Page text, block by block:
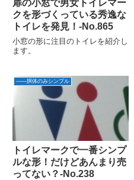
扉の小窓で男女トイレマー
クを形づくっている秀逸な
トイレを発見！‐No.865
小窓の形に注目のトイレを紹介し
ます。
――胴体のみシンプル
トイレマークで一番シンプ
ルな形！だけどあんまり売
ってない？-No.238